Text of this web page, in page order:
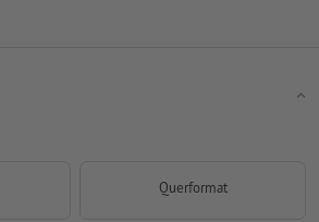
Querformat